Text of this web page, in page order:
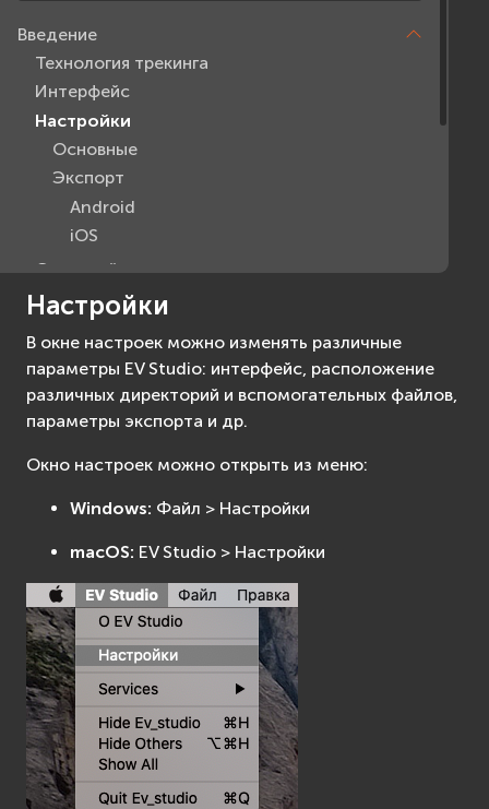
Введение
Технология трекинга
Интерфейс
Настройки
Основные
Экспорт
Android
iOS
Сценарий
Ресурсы
Создание приложений
macOS
Advanced API Reference
Настройки
В окне настроек можно изменять различные
параметры EV Studio: интерфейс, расположение
различных директорий и вспомогательных файлов,
параметры экспорта и др.
Окно настроек можно открыть из меню:
Windows: Файл > Настройки
macOS: EV Studio > Настройки